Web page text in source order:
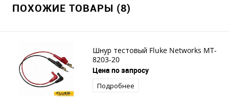
ПОХОЖИЕ ТОВАРЫ (8)
Шнур тестовый Fluke Networks MT-
8203-20
Цена по запросу
Подробнее